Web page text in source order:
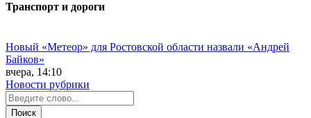
Транспорт и дороги
Новый «Метеор» для Ростовской области назвали «Андрей
Байков»
вчера, 14:10
Новости рубрики